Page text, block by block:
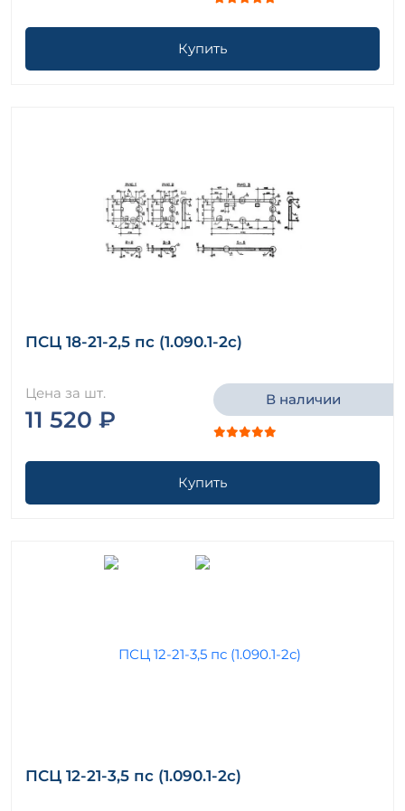
Купить
ПСЦ 18-21-2,5 пс (1.090.1-2с)
Цена за шт.
11 520 ₽
В наличии
Купить
ПСЦ 12-21-3,5 пс (1.090.1-2с)